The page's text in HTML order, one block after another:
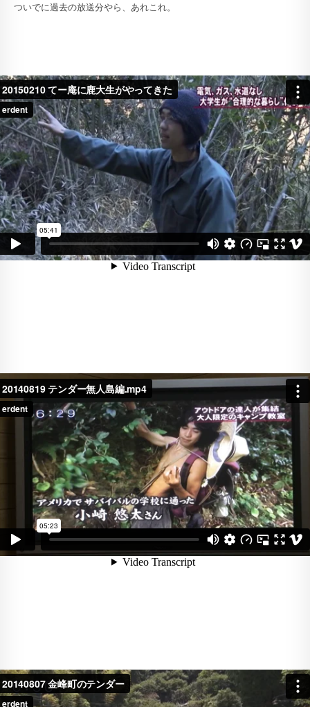
ついでに過去の放送分やら、あれこれ。